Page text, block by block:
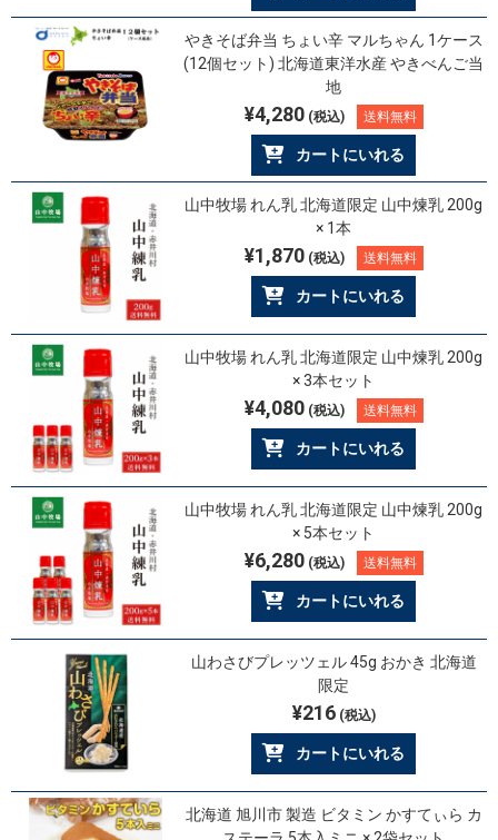
やきそば弁当 ちょい辛 マルちゃん 1ケース
(12個セット) 北海道東洋水産 やきべんご当
地
¥4,280(税込) 送料無料
カートにいれる
山中牧場 れん乳 北海道限定 山中煉乳 200g
× 1本
¥1,870(税込) 送料無料
カートにいれる
山中牧場 れん乳 北海道限定 山中煉乳 200g
× 3本セット
¥4,080(税込) 送料無料
カートにいれる
山中牧場 れん乳 北海道限定 山中煉乳 200g
× 5本セット
¥6,280(税込) 送料無料
カートにいれる
山わさびプレッツェル 45g おかき 北海道
限定
¥216(税込)
カートにいれる
北海道 旭川市 製造 ビタミン かすてぃら カ